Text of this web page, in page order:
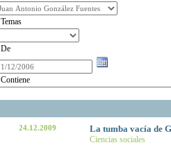
Temas
De
Contiene
24.12.2009 La tumba vacía de
Ciencias sociales